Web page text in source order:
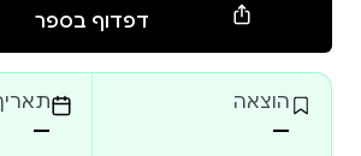
דפדוף בספר
הוצאה
—
—